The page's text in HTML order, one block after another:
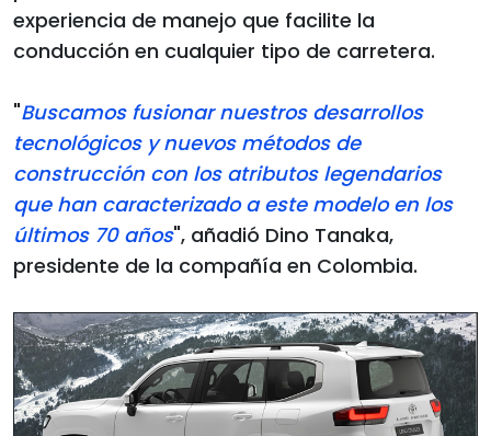
experiencia de manejo que facilite la
conducción en cualquier tipo de carretera.
"Buscamos fusionar nuestros desarrollos
tecnológicos y nuevos métodos de
construcción con los atributos legendarios
que han caracterizado a este modelo en los
últimos 70 años", añadió Dino Tanaka,
presidente de la compañía en Colombia.